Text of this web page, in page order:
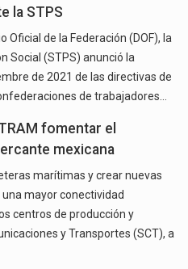
la STPS
Oficial de la Federación (DOF), la
Social (STPS) anunció la
de 2021 de las directivas de
de trabajadores…
fomentar el
mexicana
marítimas y crear nuevas
mayor conectividad
centros de producción y
y Transportes (SCT), a